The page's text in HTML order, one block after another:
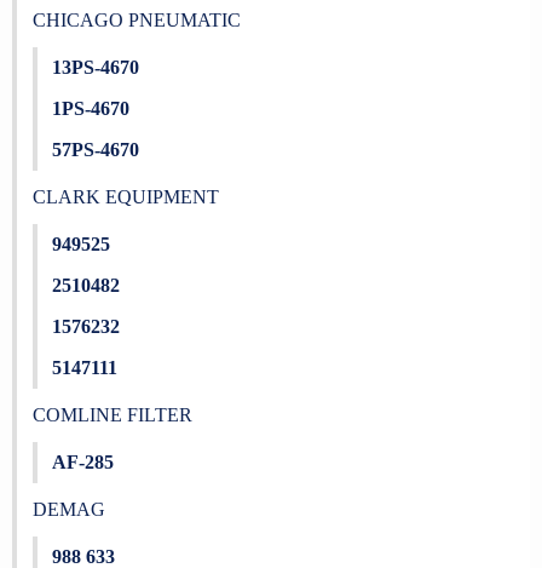
CHICAGO PNEUMATIC
13PS-4670
1PS-4670
57PS-4670
CLARK EQUIPMENT
949525
2510482
1576232
5147111
COMLINE FILTER
AF-285
DEMAG
988 633